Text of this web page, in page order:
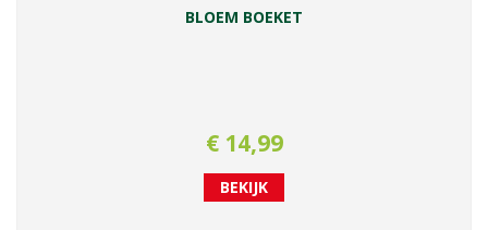
BLOEM BOEKET
€ 14,99
BEKIJK